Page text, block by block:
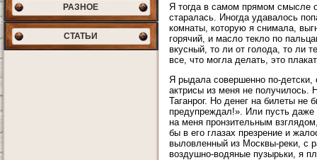
РАЗНОЕ
СТАТЬИ
Я тогда в самом прямом смысле
старалась. Иногда удавалось
комнаты, которую я снимала,
горячий, и масло текло по
вкусный, то ли от голода, то ли
все, что могла делать, это
Я рыдала совершенно по-
актрисы из меня не
Таганрог. Но денег на билеты
предупреждал!». Или пусть даже
на меня пронзительным
бы в его глазах презрение и
выловленный из Москвы-реки, с
воздушно-водяные пузырьки, я